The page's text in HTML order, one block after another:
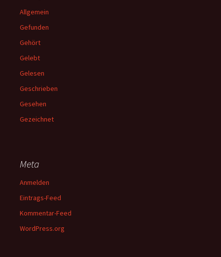
Allgemein
Gefunden
Gehört
Gelebt
Gelesen
Geschrieben
Gesehen
Gezeichnet
Meta
Anmelden
Eintrags-Feed
Kommentar-Feed
WordPress.org